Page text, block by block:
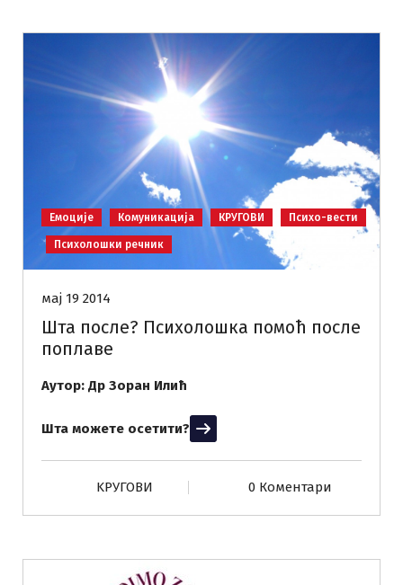
Емоције Комуникација КРУГОВИ Психо-вести
Психолошки речник
мај 19 2014
Шта после? Психолошка помоћ после
поплаве
Аутор: Др Зоран Илић
Шта можете осетити? Прочитај више
KРУГОВИ 0 Коментари